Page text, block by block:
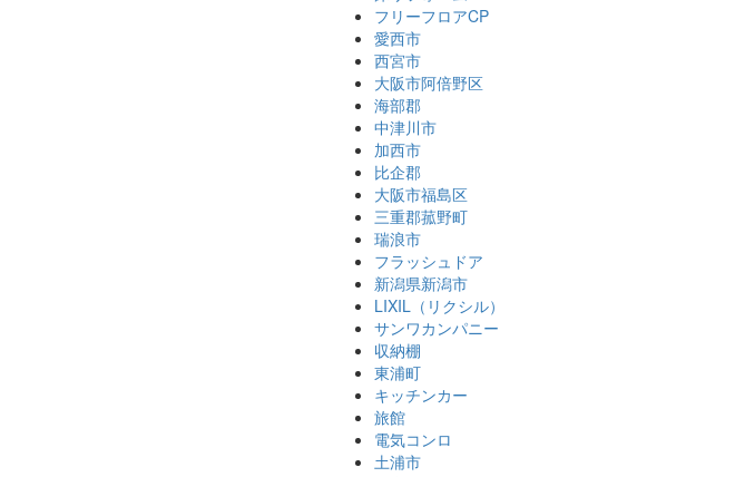
フリーフロアCP
愛西市
西宮市
大阪市阿倍野区
海部郡
中津川市
加西市
比企郡
大阪市福島区
三重郡菰野町
瑞浪市
フラッシュドア
新潟県新潟市
LIXIL（リクシル）
サンワカンパニー
収納棚
東浦町
キッチンカー
旅館
電気コンロ
土浦市